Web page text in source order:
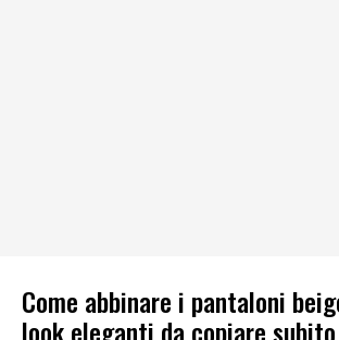
Come abbinare i pantaloni
look eleganti da copiare subito